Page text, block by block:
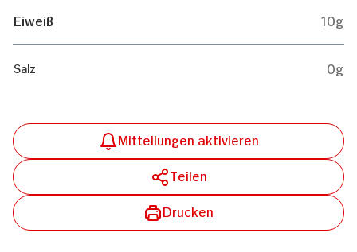
Eiweiß 10g
Salz 0g
Mitteilungen aktivieren
Teilen
Drucken